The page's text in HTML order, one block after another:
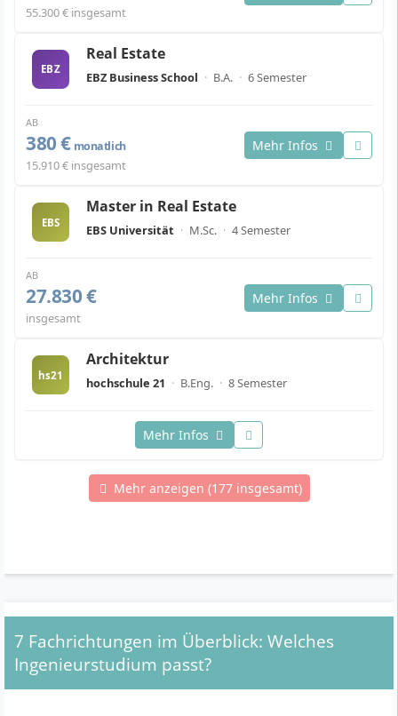
55.300 € insgesamt
EBZ
Real Estate
EBZ Business School · B.A. · 6 Semester
AB
380 € monatlich
15.910 € insgesamt
Mehr Infos
EBS
Master in Real Estate
EBS Universität · M.Sc. · 4 Semester
AB
27.830 €
insgesamt
Mehr Infos
hs21
Architektur
hochschule 21 · B.Eng. · 8 Semester
Mehr Infos
Mehr anzeigen (177 insgesamt)
7 Fachrichtungen im Überblick: Welches
Ingenieurstudium passt?